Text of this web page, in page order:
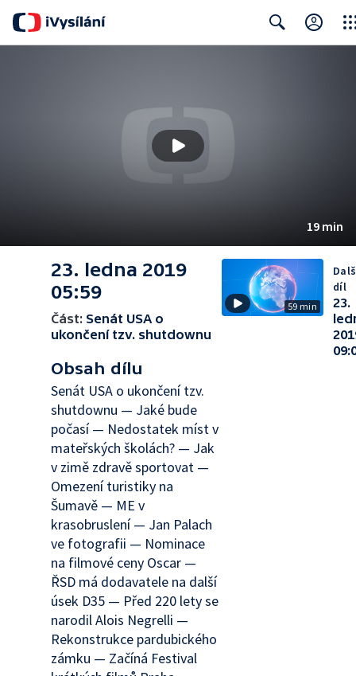
19 min
23. ledna 2019
05:59
Část: Senát USA o
ukončení tzv. shutdownu
Obsah dílu
Senát USA o ukončení tzv.
shutdownu — Jaké bude
počasí — Nedostatek míst v
mateřských školách? — Jak
v zimě zdravě sportovat —
Omezení turistiky na
Šumavě — ME v
krasobruslení — Jan Palach
ve fotografii — Nominace
na filmové ceny Oscar —
ŘSD má dodavatele na další
úsek D35 — Před 220 lety se
narodil Alois Negrelli —
Rekonstrukce pardubického
zámku — Začíná Festival
59 min
díl
23.